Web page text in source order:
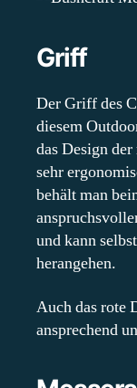
Griff
Der Griff des
diesem
das Design
sehr
behält man
und kann
herangehen.
Auch das rote
ansprechend